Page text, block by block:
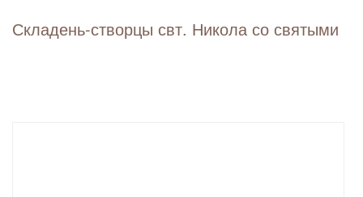
Складень-створцы свт. Никола со святыми